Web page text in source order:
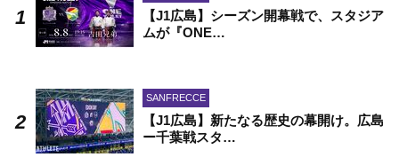
【J1広島】シーズン開幕戦で、スタジア
ムが『ONE…
SANFRECCE
【J1広島】新たなる歴史の幕開け。広島
ー千葉戦スタ…